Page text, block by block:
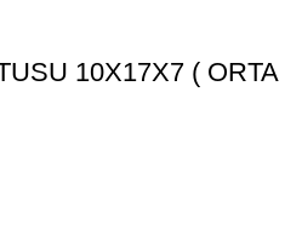
10X17X7 ( ORTA